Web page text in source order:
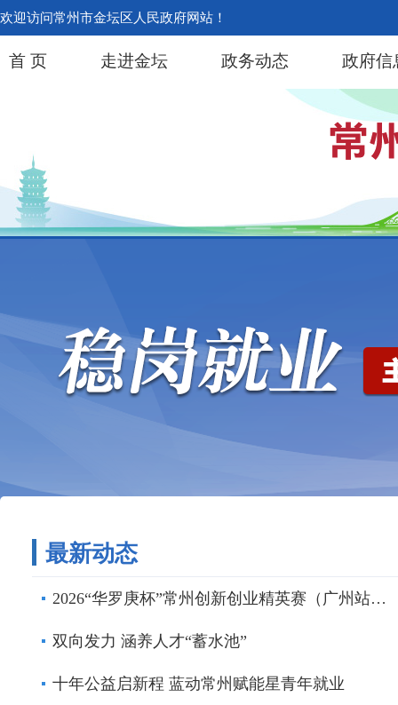
欢迎访问常州市金坛区人民政府网站！
首 页 走进金坛 政务动态 政府信
最新动态
2026“华罗庚杯”常州创新创业精英赛（广州站）活动举行
双向发力 涵养人才“蓄水池”
十年公益启新程 蓝动常州赋能星青年就业